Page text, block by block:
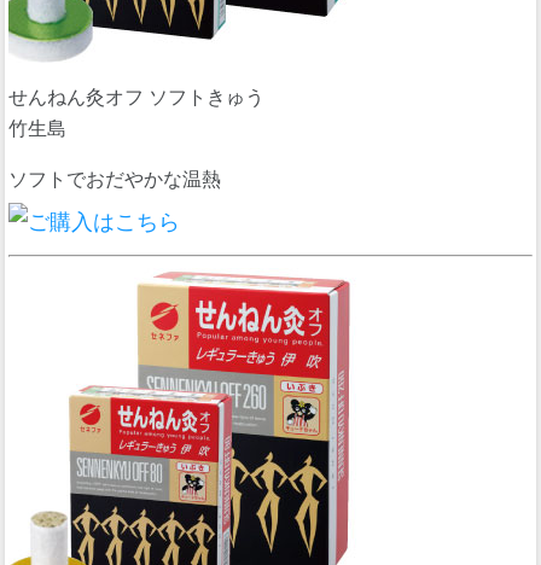
せんねん灸オフ ソフトきゅう
竹生島
ソフトでおだやかな温熱